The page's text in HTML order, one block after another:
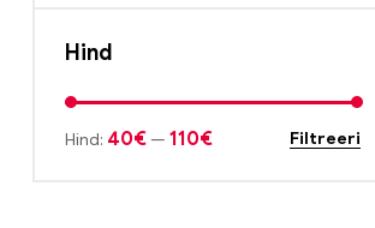
Hind
Filtreeri
Hind: 40€ — 110€